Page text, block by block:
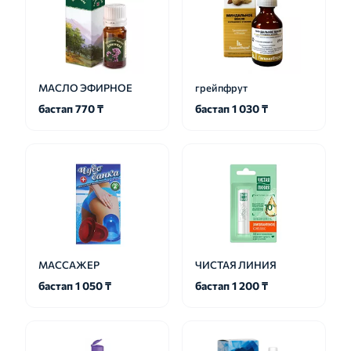
МАСЛО ЭФИРНОЕ
бастап 770 ₸
грейпфрут
бастап 1 030 ₸
МАССАЖЕР
бастап 1 050 ₸
ЧИСТАЯ ЛИНИЯ
бастап 1 200 ₸